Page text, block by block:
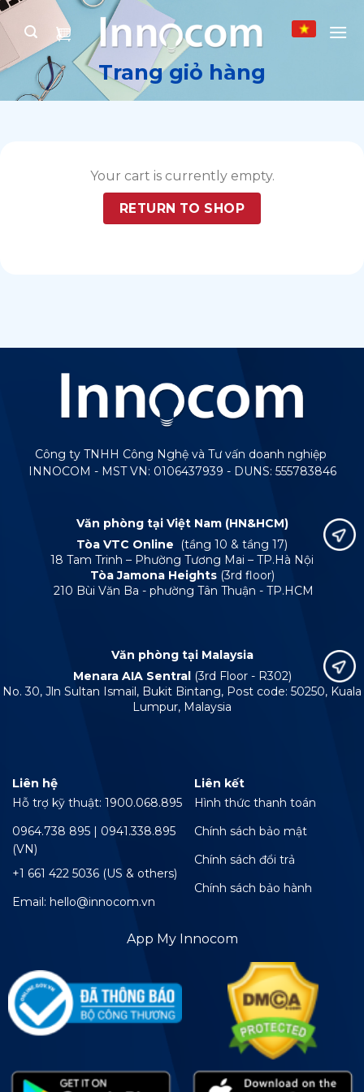
Skip
to
content
Trang giỏ hàng
Your cart is currently empty.
RETURN TO SHOP
Công ty TNHH Công Nghệ và Tư vấn doanh nghiệp
INNOCOM - MST VN: 0106437939 - DUNS: 555783846
Văn phòng tại Việt Nam (HN&HCM)
Tòa VTC Online
(tầng 10 & tầng 17)
18 Tam Trinh – Phường Tương Mai – TP.Hà Nội
Tòa Jamona Heights (3rd floor)
210 Bùi Văn Ba - phường Tân Thuận - TP.HCM
Văn phòng tại Malaysia
Menara AIA Sentral (3rd Floor - R302)
No. 30, Jln Sultan Ismail, Bukit Bintang, Post code: 50250, Kuala
Lumpur, Malaysia
Liên hệ
Hỗ trợ kỹ thuật: 1900.068.895
0964.738 895 | 0941.338.895
(VN)
+1 661 422 5036 (US & others)
Email: hello@innocom.vn
Liên kết
Hình thức thanh toán
Chính sách bảo mật
Chính sách đổi trả
Chính sách bảo hành
App My Innocom